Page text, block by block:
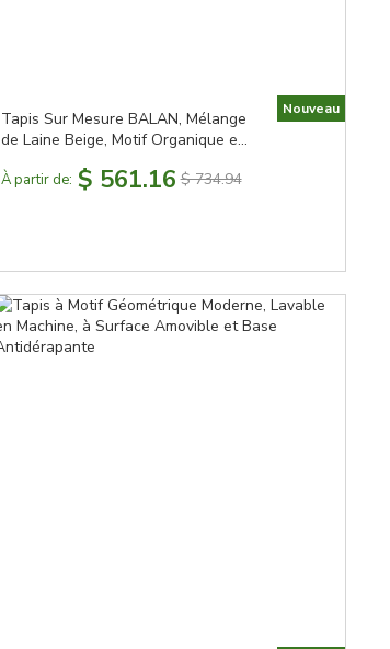
Tapis Sur Mesure BALAN, Mélange
de Laine Beige, Motif Organique en
À partir de: $ 561.16 $ 734.94
Nouveau